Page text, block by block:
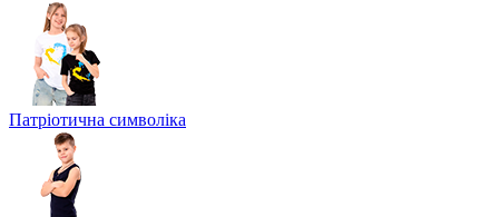
Патріотична символіка